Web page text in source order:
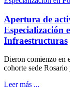
Apertura de
Especialización
Infraestructuras
Dieron comienzo en
cohorte sede
Leer más ...